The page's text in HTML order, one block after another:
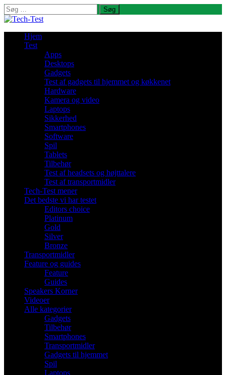
Søg
efter:
Hjem
Test
Apps
Desktops
Gadgets
Test af gadgets til hjemmet og køkkenet
Hardware
Kamera og video
Laptops
Sikkerhed
Smartphones
Software
Spil
Tablets
Tilbehør
Test af headsets og højttalere
Test af transportmidler
Tech-Test mener
Det bedste vi har testet
Editors choice
Platinum
Gold
Silver
Bronze
Transportmidler
Feature og guides
Feature
Guides
Speakers Korner
Videoer
Alle kategorier
Gadgets
Tilbehør
Smartphones
Transportmidler
Gadgets til hjemmet
Spil
Laptops